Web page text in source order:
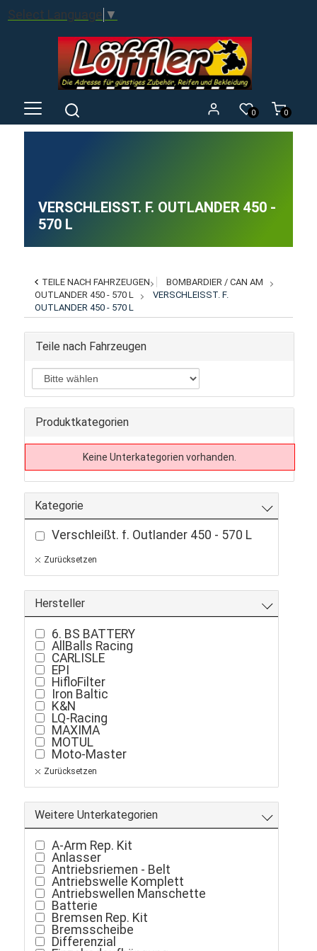
Select Language ▼
0
0
VERSCHLEISST. F. OUTLANDER 450 - 5
70 L
TEILE NACH FAHRZEUGEN
BOMBARDIER / CAN AM
OUTLANDER 450 - 570 L
VERSCHLEISST. F. O
UTLANDER 450 - 570 L
Teile nach Fahrzeugen
Produktkategorien
Keine Unterkategorien vorhanden.
Kategorie
Verschleißt. f. Outlander 450 - 570 L
Zurücksetzen
Hersteller
6. BS BATTERY
AllBalls Racing
CARLISLE
EPI
HifloFilter
Iron Baltic
K&N
LQ-Racing
MAXIMA
MOTUL
Moto-Master
TwinAir
Zurücksetzen
Weitere Unterkategorien
A-Arm Rep. Kit
Anlasser
Antriebsriemen - Belt
Antriebswelle Komplett
Antriebswellen Manschette
Batterie
Bremsen Rep. Kit
Bremsscheibe
Differenzial